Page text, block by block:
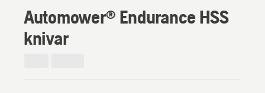
Automower® Endurance HSS
knivar